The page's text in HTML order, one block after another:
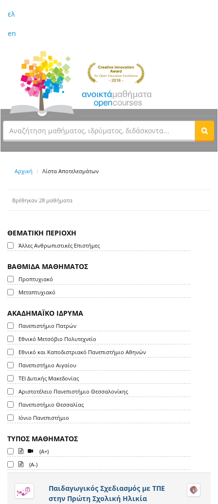
ελ
en
Αρχική Λίστα Αποτελεσμάτων
Βρέθηκαν 28 μαθήματα
ΘΕΜΑΤΙΚΗ ΠΕΡΙΟΧΗ
Άλλες Ανθρωπιστικές Επιστήμες
ΒΑΘΜΙΔΑ ΜΑΘΗΜΑΤΟΣ
Προπτυχιακό
Μεταπτυχιακό
ΑΚΑΔΗΜΑΪΚΟ ΙΔΡΥΜΑ
Πανεπιστήμιο Πατρών
Εθνικό Μετσόβιο Πολυτεχνείο
Εθνικό και Καποδιστριακό Πανεπιστήμιο Αθηνών
Πανεπιστήμιο Αιγαίου
ΤΕΙ Δυτικής Μακεδονίας
Αριστοτέλειο Πανεπιστήμιο Θεσσαλονίκης
Πανεπιστήμιο Θεσσαλίας
Ιόνιο Πανεπιστήμιο
ΤΥΠΟΣ ΜΑΘΗΜΑΤΟΣ
(A+)
(A-)
Παιδαγωγικός Σχεδιασμός με ΤΠΕ
στην Πρώτη Σχολική Ηλικία